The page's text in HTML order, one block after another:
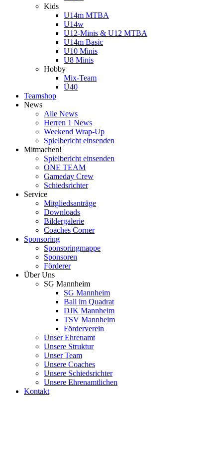
Kids
U14m MTBA
U14w
U12-Minis & U12 MTBA
U14m Basic
U10 Minis
U8 Minis
Hobby
Mix-Team
Ü40
Teamshop
News
Alle News
Herren 1 News
Weekend Wrap-Up
Spielbericht einsenden
Mitmachen!
Spielbericht einsenden
ONE TEAM
Gameday Crew
Schiedsrichter
Service
Mitgliedsanträge
Downloads
Bildergalerie
Coaches Corner
Sponsoring
Sponsoringmappe
Sponsoren
Förderer
Über Uns
SG Mannheim
SG Mannheim
Ball im Quadrat
DJK Mannheim
TSV Mannheim
Förderverein
Unser Ehrenamt
Unsere Struktur
Unser Team
Unsere Coaches
Unsere Schiedsrichter
Unsere Ehrenamtlichen
Kontakt